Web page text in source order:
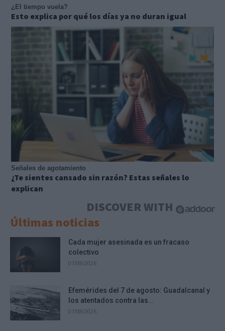
¿El tiempo vuela?
Esto explica por qué los días ya no duran igual
Señales de agotamiento
¿Te sientes cansado sin razón? Estas señales lo
explican
DISCOVER WITH
Últimas noticias
Cada mujer asesinada es un fracaso
colectivo
07/08/2026
Efemérides del 7 de agosto: Guadalcanal y
los atentados contra las...
07/08/2026